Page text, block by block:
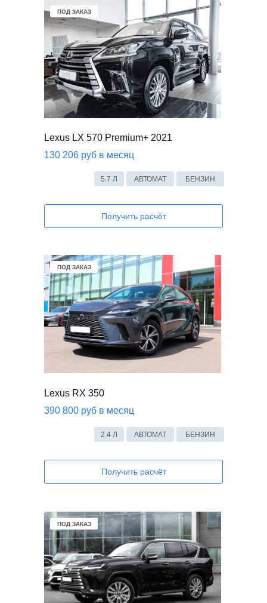
Lexus LX 570 Premium+ 2021
130 206 руб в месяц
5.7 Л АВТОМАТ БЕНЗИН
Получить расчёт
ПОД ЗАКАЗ
Lexus RX 350
390 800 руб в месяц
2.4 Л АВТОМАТ БЕНЗИН
Получить расчёт
В НАЛИЧИИ
В НАЛИЧИИ
ПОД ЗАКАЗ
ПОД ЗАКАЗ